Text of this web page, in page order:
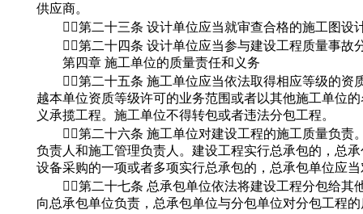
供应商。
第二十三条 设计单位应当就审查合格的施工图设
第二十四条 设计单位应当参与建设工程质量事故
第四章 施工单位的质量责任和义务
第二十五条 施工单位应当依法取得相应等级的资
越本单位资质等级许可的业务范围或者以其他施工单位
义承揽工程。施工单位不得转包或者违法分包工程。
第二十六条 施工单位对建设工程的施工质量负责
负责人和施工管理负责人。建设工程实行总承包的，总
设备采购的一项或者多项实行总承包的，总承包单位应
第二十七条 总承包单位依法将建设工程分包给其
向总承包单位负责，总承包单位与分包单位对分包工程